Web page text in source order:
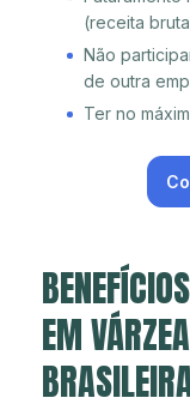
(receita
Não
de outra
Ter no
EM